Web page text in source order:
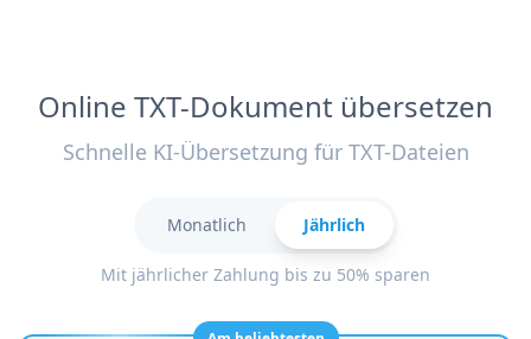
Online TXT-Dokument übersetzen
Schnelle KI-Übersetzung für TXT-Dateien
Monatlich Jährlich
Mit jährlicher Zahlung bis zu 50% sparen